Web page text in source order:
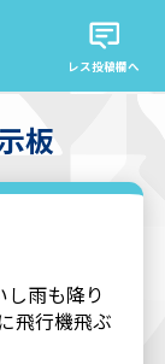
レス投稿欄へ
板
雨も降り
飛行機飛ぶ